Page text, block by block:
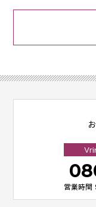
営業時間